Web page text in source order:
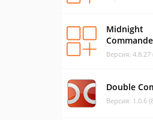
Midnight
Версия:
Double
Версия: 1.0.6